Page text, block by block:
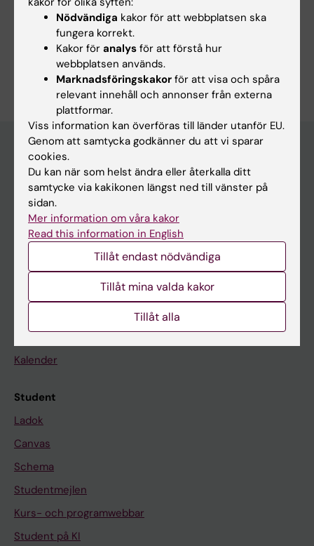
Casoni GP; Chrobok M; Schlums H; Rota G;
Truong HM; Westerberg LS; Guarda G; Alici E;
Wagner AK; Kadri N; Bryceson YT; Saeed MB;
Hoglund P
Är du Corinna Mayer?
Redigera din profil
Huvudmeny
Utbildning
Forskarutbildning
Forskning
Om KI
Kalender
Student
Ladok
Canvas
Schema
Studentmejlen
Kurs- och programwebbar
Student på KI
Nödvändiga kakor för att webbplatsen ska
fungera korrekt.
Kakor för analys för att förstå hur
webbplatsen används.
Marknadsföringskakor för att visa och spåra
relevant innehåll och annonser från externa
plattformar.
Viss information kan överföras till länder utanför EU.
Genom att samtycka godkänner du att vi sparar
cookies.
Du kan när som helst ändra eller återkalla ditt
samtycke via kakikonen längst ned till vänster på
sidan.
Mer information om våra kakor
Read this information in English
Tillåt endast nödvändiga
Tillåt mina valda kakor
Tillåt alla